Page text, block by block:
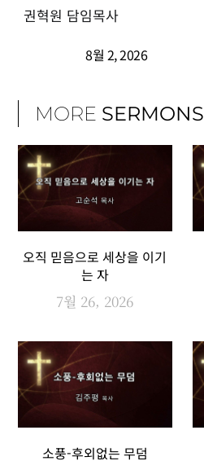
권혁원 담임목사
8월 2, 2026
MORE SERMONS
오직 믿음으로 세상을 이기
는 자
7월 26, 2026
소풍-후외없는 무덤